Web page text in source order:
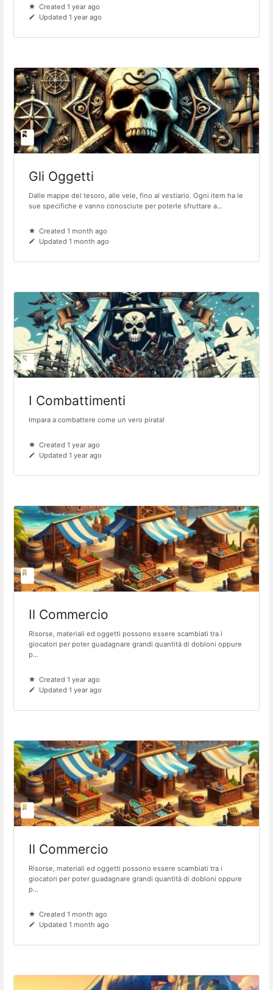
Created 1 year ago
Updated 1 year ago
Gli Oggetti
Dalle mappe del tesoro, alle vele, fino al vestiario. Ogni item ha le
sue specifiche e vanno conosciute per poterle sfruttare a...
Created 1 month ago
Updated 1 month ago
I Combattimenti
Impara a combattere come un vero pirata!
Created 1 year ago
Updated 1 year ago
Il Commercio
Risorse, materiali ed oggetti possono essere scambiati tra i
giocatori per poter guadagnare grandi quantità di dobloni oppure
p...
Created 1 year ago
Updated 1 year ago
Il Commercio
Risorse, materiali ed oggetti possono essere scambiati tra i
giocatori per poter guadagnare grandi quantità di dobloni oppure
p...
Created 1 month ago
Updated 1 month ago